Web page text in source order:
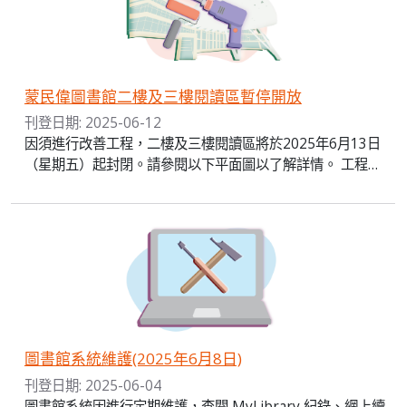
蒙民偉圖書館二樓及三樓閱讀區暫停開放
刊登日期: 2025-06-12
因須進行改善工程，二樓及三樓閱讀區將於2025年6月13日
（星期五）起封閉。請參閱以下平面圖以了解詳情。 工程…
圖書館系統維護(2025年6月8日)
刊登日期: 2025-06-04